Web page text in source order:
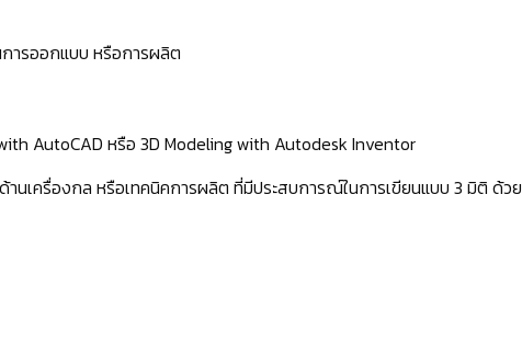
ารออกแบบ หรือการผลิต
AutoCAD หรือ 3D Modeling with Autodesk Inventor
านเครื่องกล หรือเทคนิคการผลิต ที่มีประสบการณ์ในการเขียนแบบ 3 มิติ ด้วย